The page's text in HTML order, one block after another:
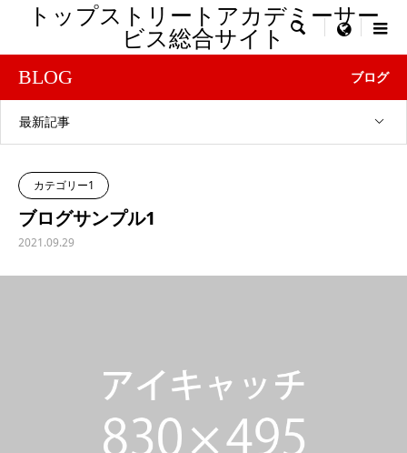
トップストリートアカデミーサー
ビス総合サイト
 menu
BLOG ブログ
最新記事
カテゴリー1
ブログサンプル1
2021.09.29